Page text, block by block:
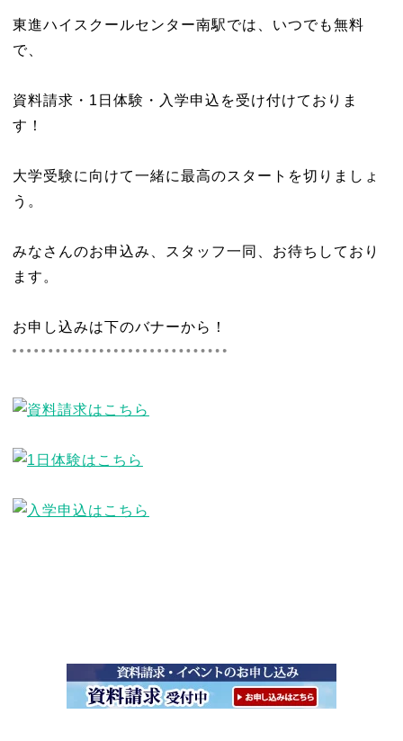
東進ハイスクールセンター南駅では、いつでも無料
で、
資料請求・1日体験・入学申込を受け付けておりま
す！
大学受験に向けて一緒に最高のスタートを切りましょ
う。
みなさんのお申込み、スタッフ一同、お待ちしており
ます。
お申し込みは下のバナーから！